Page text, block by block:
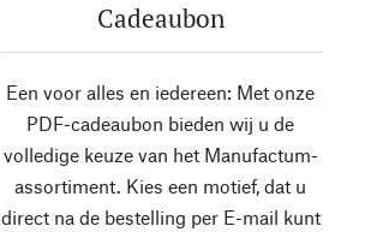
Cadeaubon
Een voor alles en iedereen: Met onze
PDF-cadeaubon bieden wij u de
volledige keuze van het Manufactum-
assortiment. Kies een motief, dat u
direct na de bestelling per E-mail kunt